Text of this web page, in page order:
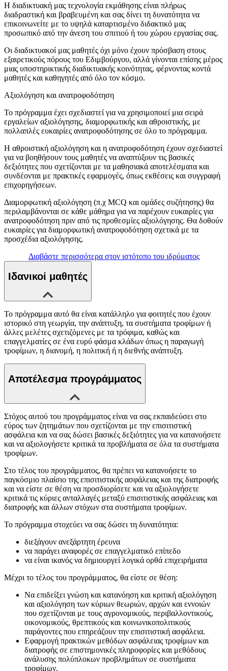
Η διαδικτυακή μας τεχνολογία εκμάθησης είναι πλήρως
διαδραστική και βραβευμένη και σας δίνει τη δυνατότητα να
επικοινωνείτε με το υψηλά καταρτισμένο διδακτικό μας
προσωπικό από την άνεση του σπιτιού ή του χώρου εργασίας σας.
Οι διαδικτυακοί μας μαθητές όχι μόνο έχουν πρόσβαση στους
εξαιρετικούς πόρους του Εδιμβούργου, αλλά γίνονται επίσης μέρος
μιας υποστηρικτικής διαδικτυακής κοινότητας, φέρνοντας κοντά
μαθητές και καθηγητές από όλο τον κόσμο.
Αξιολόγηση και ανατροφοδότηση
Το πρόγραμμα έχει σχεδιαστεί για να χρησιμοποιεί μια σειρά
εργαλείων αξιολόγησης, διαμορφωτικής και αθροιστικής, με
πολλαπλές ευκαιρίες ανατροφοδότησης σε όλο το πρόγραμμα.
Η αθροιστική αξιολόγηση και η ανατροφοδότηση έχουν σχεδιαστεί
για να βοηθήσουν τους μαθητές να αναπτύξουν τις βασικές
δεξιότητες που σχετίζονται με τα μαθησιακά αποτελέσματα και
συνδέονται με πρακτικές εφαρμογές, όπως εκθέσεις και συγγραφή
επιχορηγήσεων.
Διαμορφωτική αξιολόγηση (π.χ MCQ και ομάδες συζήτησης) θα
περιλαμβάνονται σε κάθε μάθημα για να παρέχουν ευκαιρίες για
ανατροφοδότηση πριν από τις προθεσμίες αξιολόγησης. Θα δοθούν
ευκαιρίες για διαμορφωτική ανατροφοδότηση σχετικά με τα
προσχέδια αξιολόγησης.
Διαβάστε περισσότερα στον ιστότοπο του ιδρύματος
Ιδανικοί μαθητές
Το πρόγραμμα αυτό θα είναι κατάλληλο για φοιτητές που έχουν
ιστορικό στη γεωργία, την ανάπτυξη, τα συστήματα τροφίμων ή
άλλες μελέτες σχετιζόμενες με τα τρόφιμα, καθώς και
επαγγελματίες σε ένα ευρύ φάσμα κλάδων όπως η παραγωγή
τροφίμων, η διανομή, η πολιτική ή η διεθνής ανάπτυξη.
Αποτέλεσμα προγράμματος
Στόχος αυτού του προγράμματος είναι να σας εκπαιδεύσει στο
εύρος των ζητημάτων που σχετίζονται με την επισιτιστική
ασφάλεια και να σας δώσει βασικές δεξιότητες για να κατανοήσετε
και να αξιολογήσετε κριτικά τα προβλήματα σε όλα τα συστήματα
τροφίμων.
Στο τέλος του προγράμματος, θα πρέπει να κατανοήσετε το
παγκόσμιο πλαίσιο της επισιτιστικής ασφάλειας και της διατροφής
και να είστε σε θέση να προσδιορίσετε και να αξιολογήσετε
κριτικά τις κύριες ανταλλαγές μεταξύ επισιτιστικής ασφάλειας και
διατροφής και άλλων στόχων στα συστήματα τροφίμων.
Το πρόγραμμα στοχεύει να σας δώσει τη δυνατότητα:
διεξάγουν ανεξάρτητη έρευνα
να παράγει αναφορές σε επαγγελματικό επίπεδο
να είναι ικανός να δημιουργεί λογικά ορθά επιχειρήματα
Μέχρι το τέλος του προγράμματος, θα είστε σε θέση:
Να επιδείξει γνώση και κατανόηση και κριτική αξιολόγηση
και αξιολόγηση των κύριων θεωριών, αρχών και εννοιών
που σχετίζονται με τους αγρονομικούς, περιβαλλοντικούς,
οικονομικούς, θρεπτικούς και κοινωνικοπολιτικούς
παράγοντες που επηρεάζουν την επισιτιστική ασφάλεια.
Εφαρμογή πρακτικών μεθόδων ασφάλειας τροφίμων και
διατροφής σε επιστημονικές πληροφορίες και μεθόδους
ανάλυσης πολύπλοκων προβλημάτων σε συστήματα
τροφίμων.